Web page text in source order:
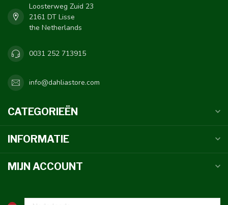
Loosterweg Zuid 23
2161 DT Lisse
the Netherlands
0031 252 713915
info@dahliastore.com
CATEGORIEËN
INFORMATIE
MIJN ACCOUNT